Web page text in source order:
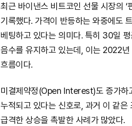
최근 바이낸스 비트코인 선물 시장의 ‘
기록했다. 가격이 반등하는 와중에도
베팅하고 있다는 의미다. 특히 30일
음수를 유지하고 있는데, 이는 2022
흐름이다.
미결제약정(Open Interest)도 증가하
누적되고 있다는 신호로, 과거 이 같은
급격한 상승을 촉발한 사례가 많았다.